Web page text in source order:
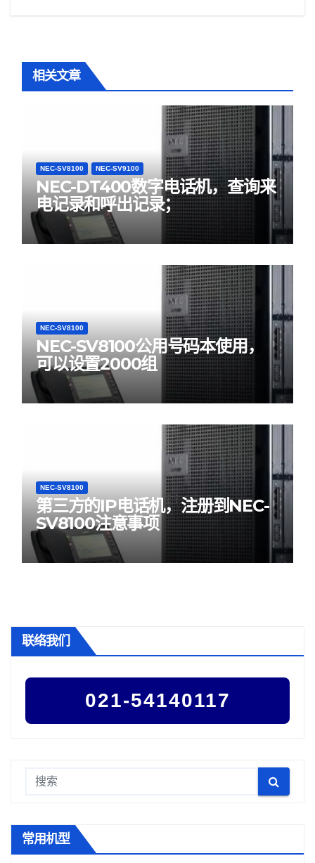
相关文章
NEC-SV8100 NEC-SV9100
NEC-DT400数字电话机，查询来
电记录和呼出记录；
NEC-SV8100
NEC-SV8100公用号码本使用，
可以设置2000组
NEC-SV8100
第三方的IP电话机，注册到NEC-
SV8100注意事项
联络我们
021-54140117
常用机型